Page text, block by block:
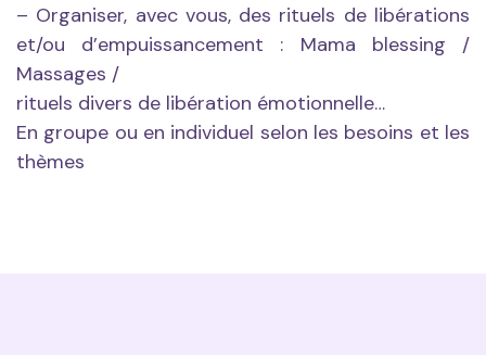
– Organiser, avec vous, des rituels de libérations
et/ou d’empuissancement : Mama blessing /
Massages /
rituels divers de libération émotionnelle…
En groupe ou en individuel selon les besoins et les
thèmes